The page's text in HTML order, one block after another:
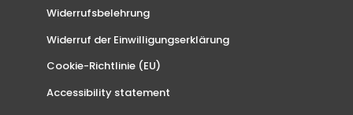
Widerrufsbelehrung
Widerruf der Einwilligungserklärung
Cookie-Richtlinie (EU)
Accessibility statement